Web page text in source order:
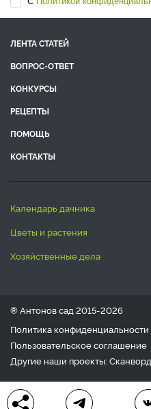
ЛЕНТА СТАТЕЙ
ВОПРОС-ОТВЕТ
КОНКУРСЫ
РЕЦЕПТЫ
ПОМОЩЬ
КОНТАКТЫ
календарь дачника
цветы и растения
хозяйственные дела
® Антонов сад 2015-2026
Политика конфиденциальности
Пользовательское соглашение
Другие наши проекты:
Любое использование
письменного согласия редакции